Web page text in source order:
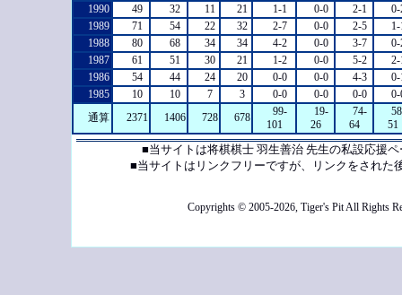
1990
49 32 11 21 1-1 0-0 2-1
0-
1989
71 54 22 32 2-7 0-0 2-5
1988
80 68 34 34 4-2 0-0 3-7
0-
1987
61 51 30 21 1-2 0-0 5-2
2-
1986
54 44 24 20 0-0 0-0 4-3
0-
1985
10 10 7 3 0-0 0-0 0-0
0-
通算
2371 1406 728 678
99-
101
19-
26
74-
64
51
■当サイトは将棋棋士 羽生善治 先生の私設応援
■当サイトはリンクフリーですが、リンクをされた
Copyrights © 2005-2026, Tiger's Pit All Rights